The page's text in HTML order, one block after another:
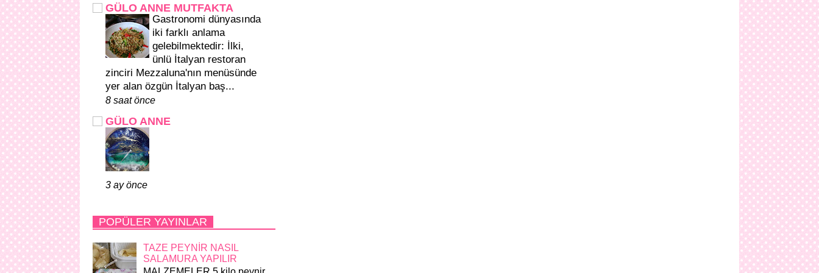
GÜLO ANNE MUTFAKTA
Gastronomi dünyasında
iki farklı anlama
gelebilmektedir: İlki,
ünlü İtalyan restoran
zinciri Mezzaluna'nın menüsünde
yer alan özgün İtalyan baş...
8 saat önce
GÜLO ANNE
3 ay önce
POPÜLER YAYINLAR
TAZE PEYNİR NASIL
SALAMURA YAPILIR